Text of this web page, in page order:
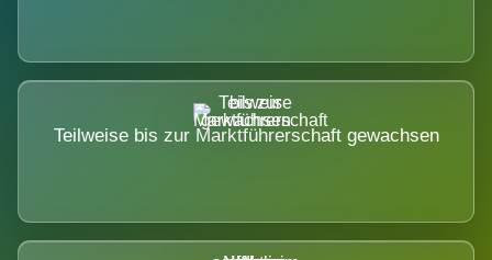
Teilweise bis zur Marktführerschaft gewachsen